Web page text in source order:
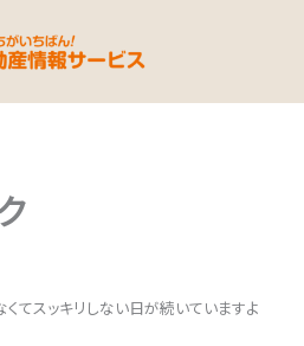
てスッキリしない日が続いていますよ